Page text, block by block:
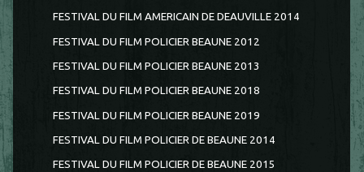
FESTIVAL DU FILM AMERICAIN DE DEAUVILLE 2014
FESTIVAL DU FILM POLICIER BEAUNE 2012
FESTIVAL DU FILM POLICIER BEAUNE 2013
FESTIVAL DU FILM POLICIER BEAUNE 2018
FESTIVAL DU FILM POLICIER BEAUNE 2019
FESTIVAL DU FILM POLICIER DE BEAUNE 2014
FESTIVAL DU FILM POLICIER DE BEAUNE 2015